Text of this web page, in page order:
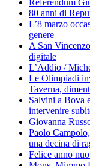
80 anni di
L’8 marzo
genere
A San
digitale
L’Addio /
Le Olimpiadi
Taverna,
Salvini a Bova
intervenire
Giovanna
Paolo
una decina di
Felice anno